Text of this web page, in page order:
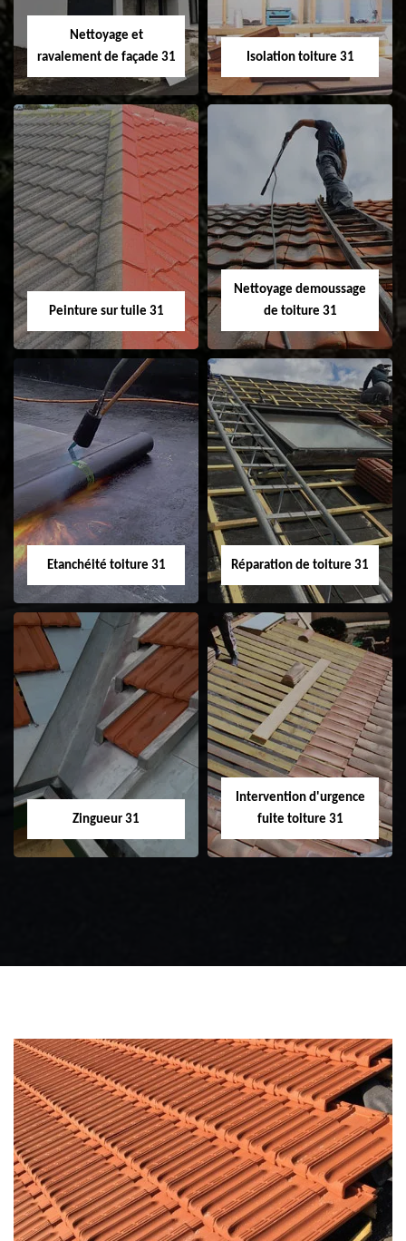
Velux 31
Nettoyage et
ravalement de façade 31
Nettoyage et
ravalement de
façade 31
Isolation toiture 31
Isolation toiture 31
Peinture sur tuile 31
Peinture sur tuile
31
Nettoyage demoussage
de toiture 31
Nettoyage
demoussage de
toiture 31
Etanchéité toiture 31
Etanchéité toiture
31
Réparation de toiture 31
Réparation de
toiture 31
Zingueur 31
Intervention d'urgence
fuite toiture 31